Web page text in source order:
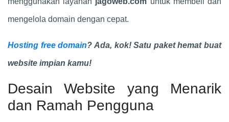
mengelola domain dengan cepat.
Hosting free domain? Ada, kok! Satu paket hemat buat
website impian kamu!
Desain Website yang Menarik
dan Ramah Pengguna